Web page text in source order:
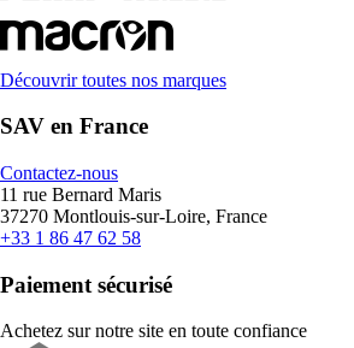
Découvrir toutes nos marques
SAV en France
Contactez-nous
11 rue Bernard Maris
37270 Montlouis-sur-Loire, France
+33 1 86 47 62 58
Paiement sécurisé
Achetez sur notre site en toute confiance